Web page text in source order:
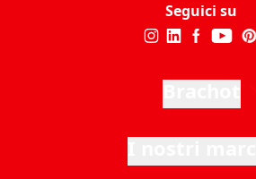
Seguici su